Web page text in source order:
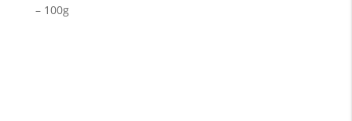
– 100g